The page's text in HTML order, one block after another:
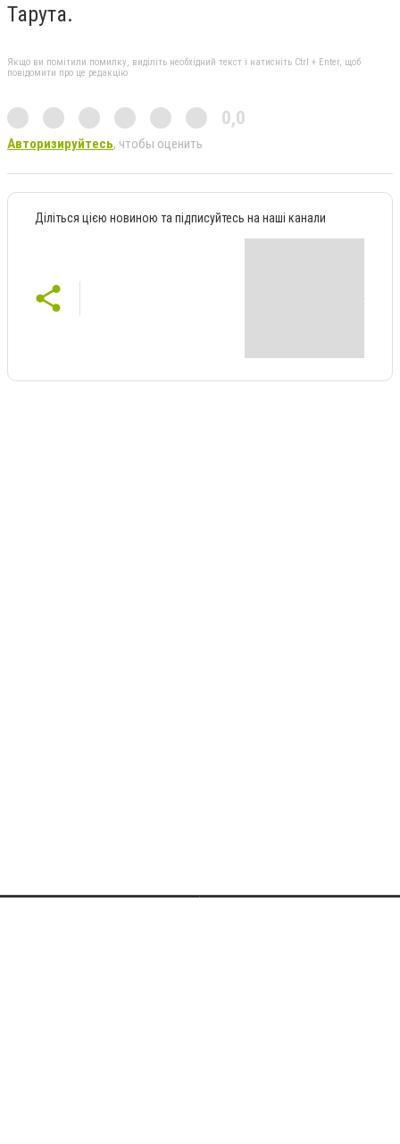
Тарута.
Якщо ви помітили помилку, виділіть необхідний текст і натисніть Ctrl + Enter, щоб
повідомити про це редакцію
0,0
Авторизируйтесь, чтобы оценить
Діліться цією новиною та підписуйтесь на наші канали